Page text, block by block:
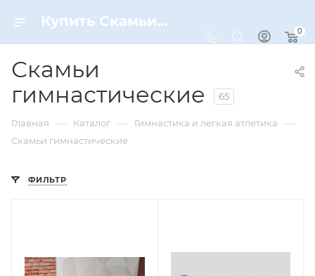
Купить Скамьи гимнастические по цене от 1 790 ₽ рублей в Москве с доставкой — Страница №4
0
Скамьи
гимнастические
65
Главная — Каталог — Гимнастика и легкая атлетика —
Скамьи гимнастические
ФИЛЬТР